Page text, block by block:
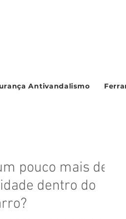
Antivandalismo
pouco mais de
dentro do